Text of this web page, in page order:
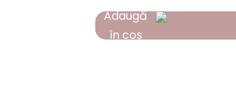
Adaugă
în coș